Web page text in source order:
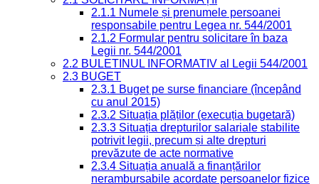
2.1.1 Numele și prenumele persoanei
responsabile pentru Legea nr. 544/2001
2.1.2 Formular pentru solicitare în baza
Legii nr. 544/2001
2.2 BULETINUL INFORMATIV al Legii 544/2001
2.3 BUGET
2.3.1 Buget pe surse financiare (începând
cu anul 2015)
2.3.2 Situația plăților (execuția bugetară)
2.3.3 Situația drepturilor salariale stabilite
potrivit legii, precum și alte drepturi
prevăzute de acte normative
2.3.4 Situația anuală a finanțărilor
nerambursabile acordate persoanelor fizice